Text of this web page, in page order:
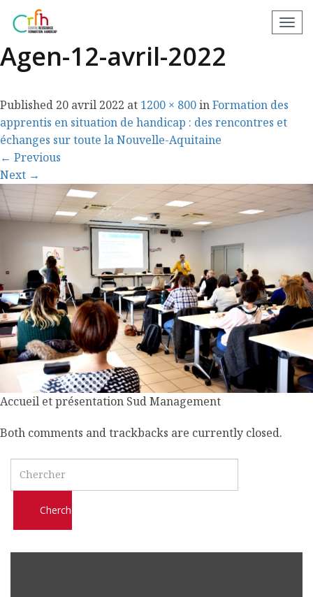
N
a
t
n
p
e
i
o
b
i
Réunion-Territoriale-
Agen-12-avril-2022
Published 20 avril 2022 at 1200 × 800inFormation des
apprentis en situation de handicap : des rencontres et
échanges sur toute la Nouvelle-Aquitaine
← Previous
Next →
Accueil et présentation Sud Management
Both comments and trackbacks are currently closed.